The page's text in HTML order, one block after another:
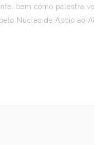
bem como palestra
Núcleo de Apoio ao